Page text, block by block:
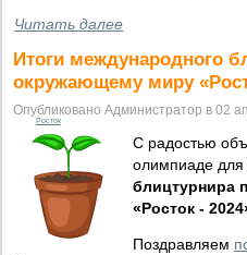
Читать далее
Итоги международного
окружающему миру
Опубликовано Администратор в 02
Росток
С радостью
олимпиаде для
блицтурнира
«Росток -
Поздравляем